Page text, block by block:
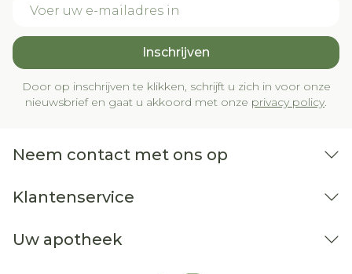
Inschrijven
Door op inschrijven te klikken, schrijft u zich in voor onze
nieuwsbrief en gaat u akkoord met onze privacy policy.
Neem contact met ons op
Klantenservice
Uw apotheek